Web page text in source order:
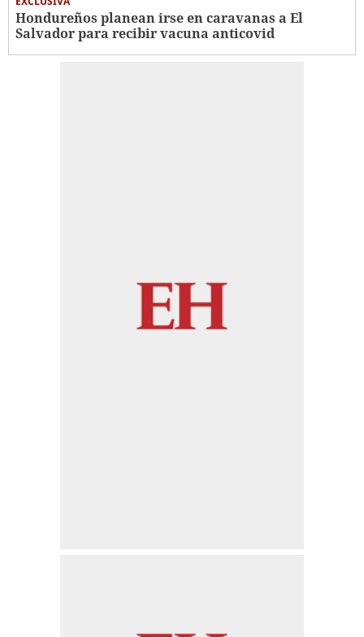
Hondureños planean irse en caravanas a El
Salvador para recibir vacuna anticovid